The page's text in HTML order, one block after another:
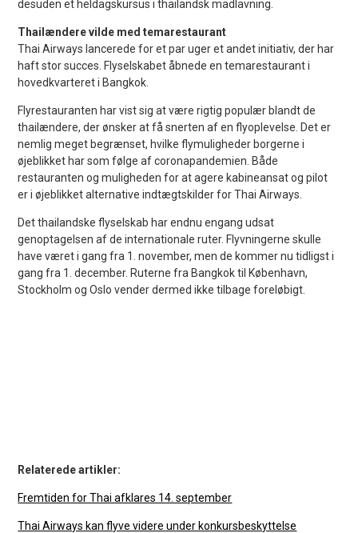
desuden et heldagskursus i thailandsk madlavning.
Thailændere vilde med temarestaurant
Thai Airways lancerede for et par uger et andet initiativ, der har
haft stor succes. Flyselskabet åbnede en temarestaurant i
hovedkvarteret i Bangkok.
Flyrestauranten har vist sig at være rigtig populær blandt de
thailændere, der ønsker at få snerten af en flyoplevelse. Det er
nemlig meget begrænset, hvilke flymuligheder borgerne i
øjeblikket har som følge af coronapandemien. Både
restauranten og muligheden for at agere kabineansat og pilot
er i øjeblikket alternative indtægtskilder for Thai Airways.
Det thailandske flyselskab har endnu engang udsat
genoptagelsen af de internationale ruter. Flyvningerne skulle
have været i gang fra 1. november, men de kommer nu tidligst i
gang fra 1. december. Ruterne fra Bangkok til København,
Stockholm og Oslo vender dermed ikke tilbage foreløbigt.
Relaterede artikler:
Fremtiden for Thai afklares 14. september
Thai Airways kan flyve videre under konkursbeskyttelse